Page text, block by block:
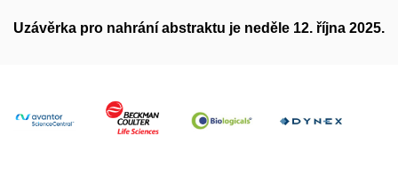
Uzávěrka pro nahrání abstraktu je neděle 12. října 2025.